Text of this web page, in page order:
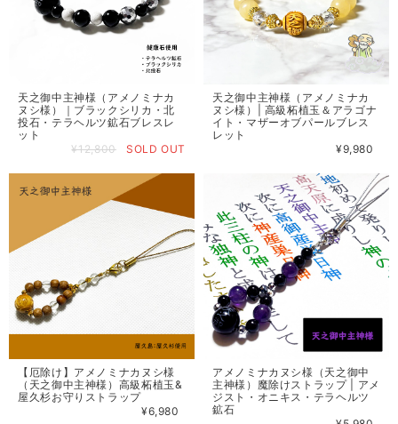
天之御中主神様（アメノミナカ
ヌシ様）｜ブラックシリカ・北
投石・テラヘルツ鉱石ブレスレ
ット
¥12,800
SOLD OUT
天之御中主神様（アメノミナカ
ヌシ様）| 高級柘植玉＆アラゴナ
イト・マザーオブパールブレス
レット
¥9,980
【厄除け】アメノミナカヌシ様
（天之御中主神様）高級柘植玉&
屋久杉お守りストラップ
¥6,980
アメノミナカヌシ様（天之御中
主神様）魔除けストラップ | アメ
ジスト・オニキス・テラヘルツ
鉱石